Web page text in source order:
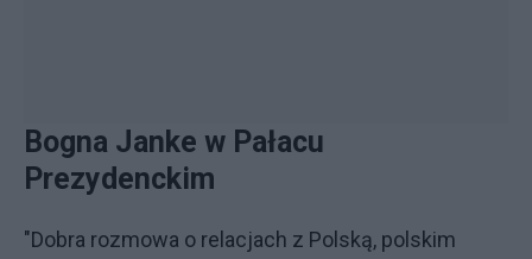
Bogna Janke w Pałacu
Prezydenckim
"Dobra rozmowa o relacjach z Polską, polskim